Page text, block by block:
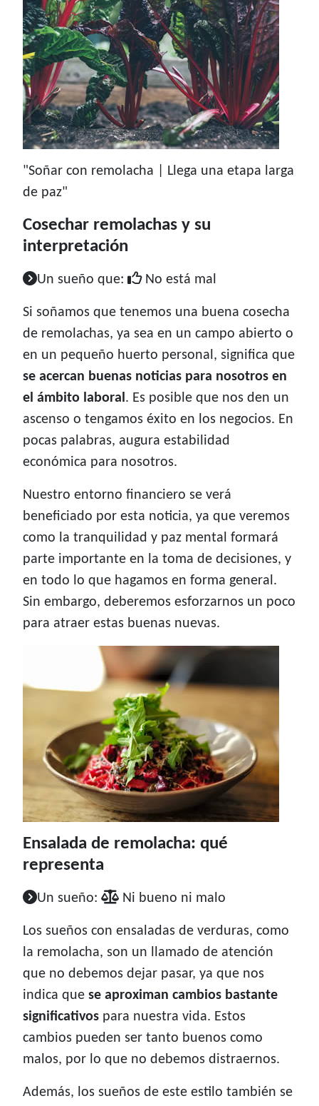
"Soñar con remolacha | Llega una etapa larga
de paz"
Cosechar remolachas y su
interpretación
Un sueño que: No está mal
Si soñamos que tenemos una buena cosecha
de remolachas, ya sea en un campo abierto o
en un pequeño huerto personal, significa que
se acercan buenas noticias para nosotros en
el ámbito laboral. Es posible que nos den un
ascenso o tengamos éxito en los negocios. En
pocas palabras, augura estabilidad
económica para nosotros.
Nuestro entorno financiero se verá
beneficiado por esta noticia, ya que veremos
como la tranquilidad y paz mental formará
parte importante en la toma de decisiones, y
en todo lo que hagamos en forma general.
Sin embargo, deberemos esforzarnos un poco
para atraer estas buenas nuevas.
Ensalada de remolacha: qué
representa
Un sueño: Ni bueno ni malo
Los sueños con ensaladas de verduras, como
la remolacha, son un llamado de atención
que no debemos dejar pasar, ya que nos
indica que se aproximan cambios bastante
significativos para nuestra vida. Estos
cambios pueden ser tanto buenos como
malos, por lo que no debemos distraernos.
Además, los sueños de este estilo también se